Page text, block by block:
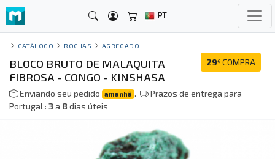
PT
CATÁLOGO ROCHAS AGREGADO
29€ COMPRA
BLOCO BRUTO DE MALAQUITA
FIBROSA - CONGO - KINSHASA
Enviando seu pedido amanhã .
Prazos de entrega para
Portugal : 3a 8dias úteis